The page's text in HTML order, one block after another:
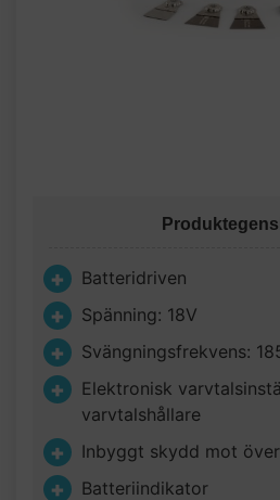
Batteridriven
Spänning: 18V
Svängningsfrekvens:
Elektronisk
varvtalshållare
Inbyggt skydd mot
Batteriindikator